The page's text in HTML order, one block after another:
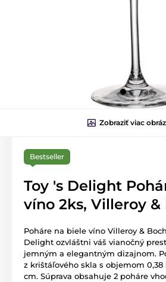
Zobraziť viac
Bestseller
Toy 's Delight
víno 2ks, Villeroy &
Poháre na biele víno Villeroy &
Delight ozvláštni váš vianočný
jemným a elegantným dizajnom.
z krištáľového skla s objemom 0,38
cm. Súprava obsahuje 2 poháre